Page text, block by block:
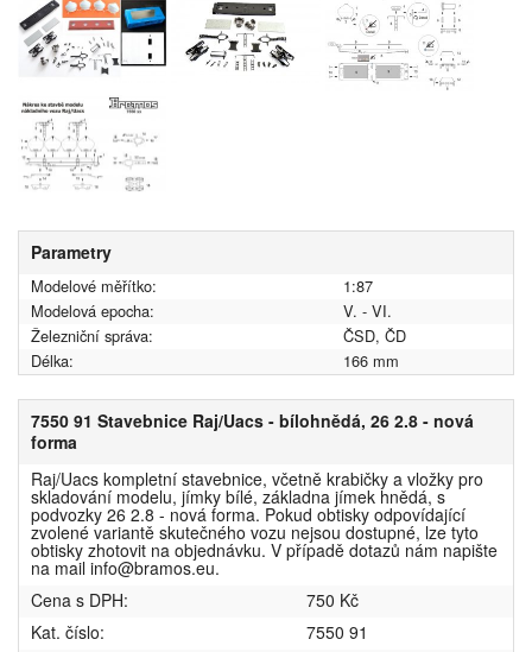
Parametry
Modelové měřítko:
1:87
Modelová epocha:
V. - VI.
Železniční správa:
ČSD, ČD
Délka:
166 mm
7550 91 Stavebnice Raj/Uacs - bílohnědá, 26 2.8 - nová
forma
Raj/Uacs kompletní stavebnice, včetně krabičky a vložky pro
skladování modelu, jímky bílé, základna jímek hnědá, s
podvozky 26 2.8 - nová forma. Pokud obtisky odpovídající
zvolené variantě skutečného vozu nejsou dostupné, lze tyto
obtisky zhotovit na objednávku. V případě dotazů nám napište
na mail info@bramos.eu.
Cena s DPH:
750 Kč
Kat. číslo:
7550 91